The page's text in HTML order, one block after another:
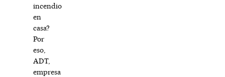
incendio
en
casa?
Por
eso,
ADT,
empresa